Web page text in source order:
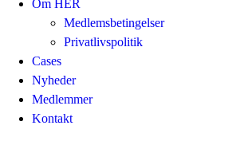
Om HER
Medlemsbetingelser
Privatlivspolitik
Cases
Nyheder
Medlemmer
Kontakt